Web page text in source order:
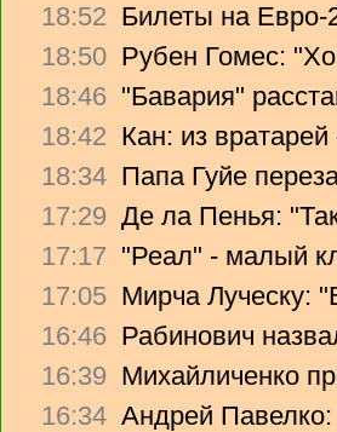
18:52 Билеты на Евро-
18:50 Рубен Гомес:
18:46 "Бавария"
18:42 Кан: из
18:34 Папа Гуйе
17:29 Де ла Пенья:
17:17 "Реал" - малый
17:05 Мирча Луческу:
16:46 Рабинович
16:39 Михайличенко
16:34 Андрей